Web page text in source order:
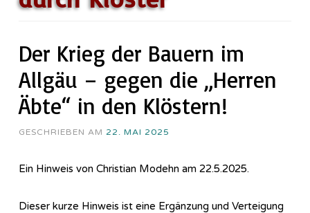
Der Krieg der Bauern im
Allgäu – gegen die „Herren
Äbte“ in den Klöstern!
GESCHRIEBEN AM 22. MAI 2025
Ein Hinweis von Christian Modehn am 22.5.2025.
Dieser kurze Hinweis ist eine Ergänzung und Verteigung